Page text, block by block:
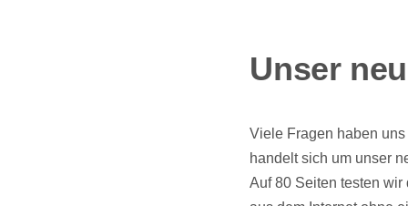
Unser
Viele Fragen haben
handelt sich um unser
Auf 80 Seiten testen